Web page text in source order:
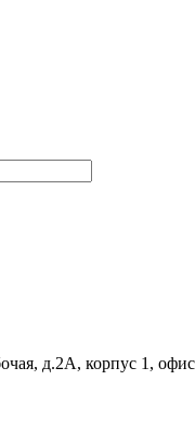
д.2А, корпус 1,